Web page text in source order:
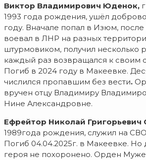
Виктор Владимирович Юденок,
1993 года рождения, ушёл
году. Вначале попал в Изюм,
воевал в ЛНР на разных
штурмовиком, получил несколько
каждый раз возвращался к своим
Погиб в 2024 году в Макеевке.
числился пропавшим без вести.
вручен отцу Владимиру
Нине Александровне.
Ефрейтор Николай Григорьевич
1989года рождения, служил на СВО
Погиб 04.04.2025г. в Макеевке. Но
героя не похоронено. Орден